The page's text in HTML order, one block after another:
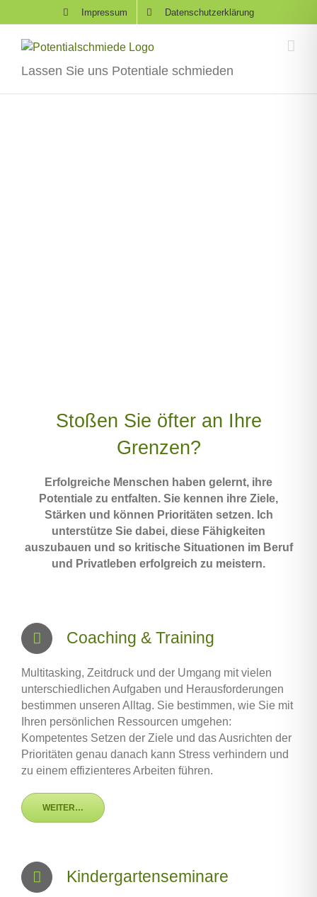
to
content
Impressum Datenschutzerklärung
Lassen Sie uns Potentiale schmieden
Stoßen Sie öfter an Ihre
Grenzen?
Erfolgreiche Menschen haben gelernt, ihre
Potentiale zu entfalten. Sie kennen ihre Ziele,
Stärken und können Prioritäten setzen. Ich
unterstütze Sie dabei, diese Fähigkeiten
auszubauen und so kritische Situationen im Beruf
und Privatleben erfolgreich zu meistern.
Coaching & Training
Multitasking, Zeitdruck und der Umgang mit vielen
unterschiedlichen Aufgaben und Herausforderungen
bestimmen unseren Alltag. Sie bestimmen, wie Sie mit
Ihren persönlichen Ressourcen umgehen:
Kompetentes Setzen der Ziele und das Ausrichten der
Prioritäten genau danach kann Stress verhindern und
zu einem effizienteres Arbeiten führen.
WEITER…
Kindergartenseminare